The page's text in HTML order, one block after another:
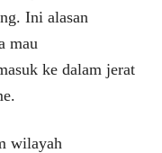
Ini alasan
mau
ke dalam jerat
wilayah